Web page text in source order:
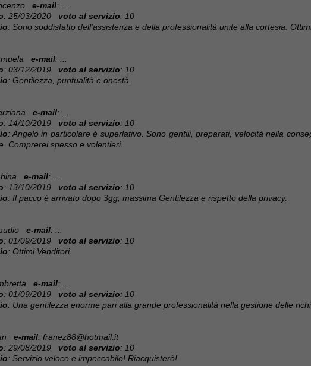
e-mail: ...
: 25/03/2020 voto al servizio: 10
: Sono soddisfatto dell’assistenza e della professionalità unite alla cortesia.
e-mail: ...
: 03/12/2019 voto al servizio: 10
: Gentilezza, puntualità e onestà.
e-mail: ...
: 14/10/2019 voto al servizio: 10
: Angelo in particolare è superlativo. Sono gentili, preparati, velocità nella
Comprerei spesso e volentieri.
e-mail: ...
: 13/10/2019 voto al servizio: 10
: Il pacco è arrivato dopo 3gg, massima Gentilezza e rispetto della privacy.
e-mail: ...
: 01/09/2019 voto al servizio: 10
: Ottimi Venditori.
e-mail: ...
: 01/09/2019 voto al servizio: 10
: Una gentilezza enorme pari alla grande professionalità nella gestione delle
e-mail: franez88@hotmail.it
: 29/08/2019 voto al servizio: 10
: Servizio veloce e impeccabile! Riacquisterò!